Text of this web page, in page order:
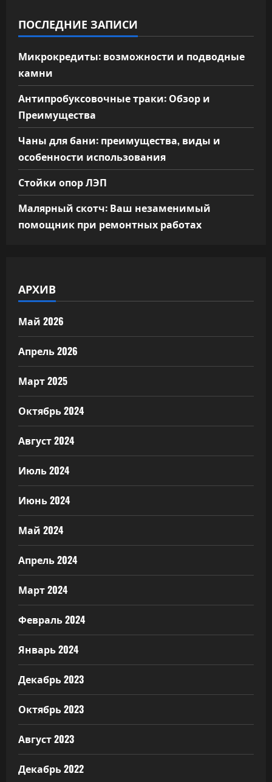
ПОСЛЕДНИЕ ЗАПИСИ
Микрокредиты: возможности и подводные
камни
Антипробуксовочные траки: Обзор и
Преимущества
Чаны для бани: преимущества, виды и
особенности использования
Стойки опор ЛЭП
Малярный скотч: Ваш незаменимый
помощник при ремонтных работах
АРХИВ
Май 2026
Апрель 2026
Март 2025
Октябрь 2024
Август 2024
Июль 2024
Июнь 2024
Май 2024
Апрель 2024
Март 2024
Февраль 2024
Январь 2024
Декабрь 2023
Октябрь 2023
Август 2023
Декабрь 2022